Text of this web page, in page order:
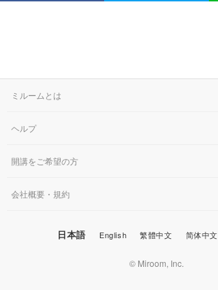
ミルームとは
ヘルプ
開講をご希望の方
会社概要・規約
日本語 English 繁體中文 简体中文
© Miroom, Inc.